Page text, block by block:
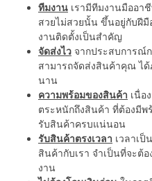
ทีมงาน เรามีทีมงานมืออา
สวยไม่สวยนั้น ขึ้นอยู่กับฝี
งานติดตั้งเป็นสำคัญ
จัดส่งไว จากประสบการณ์
สามารถจัดส่งสินค้าคุณ ได้
นาน
ความพร้อมของสินค้า เนื่อ
ตระหนักถึงสินค้า ที่ต้องมีพ
รับสินค้าครบแน่นอน
รับสินค้าตรงเวลา เวลาเ
สินค้ากับเรา จำเป็นที่จะต้
งาน